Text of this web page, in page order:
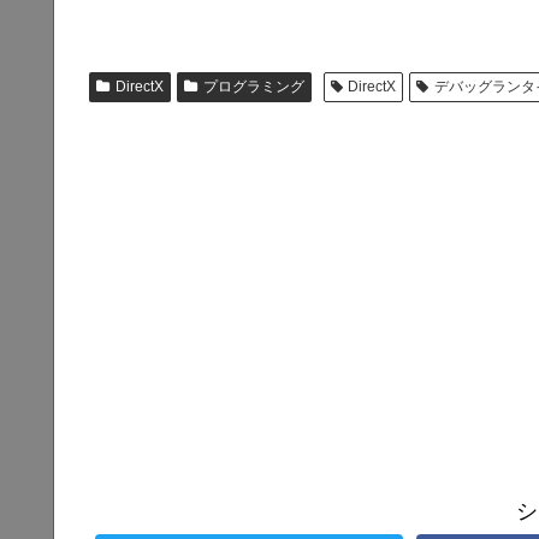
DirectX プログラミング DirectX デバッグランタ